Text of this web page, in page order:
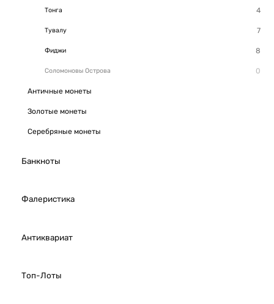
Тонга
Тувалу
Фиджи
Соломоновы Острова
Античные монеты
Золотые монеты
Серебряные монеты
Банкноты
Фалеристика
Антиквариат
Топ-Лоты